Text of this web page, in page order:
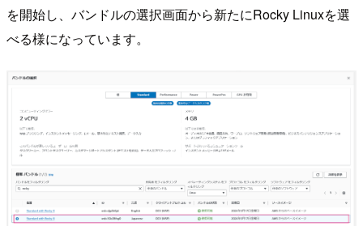
を開始し、バンドルの選択画面から新たにRocky Linuxを選
べる様になっています。